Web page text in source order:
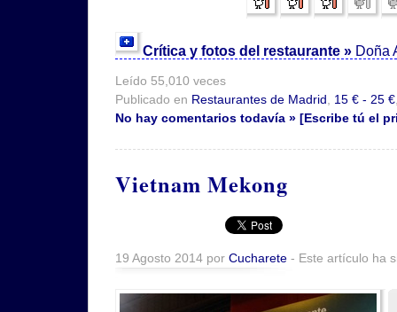
Crítica y fotos del restaurante » Doña
Leído 55,010 veces
Publicado en Restaurantes de Madrid 15 € - 25 €
No hay comentarios todavía » [Escribe tú el
Vietnam Mekong
19 Agosto 2014 por Cucharete - Este artículo ha